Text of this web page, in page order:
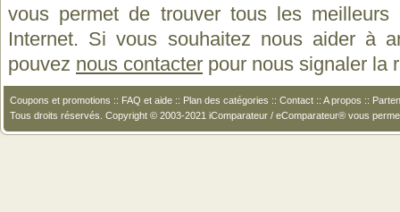
vous permet de trouver tous les
Internet. Si vous souhaitez nous aider à
pouvez nous contacter pour nous signaler la
Coupons et promotions :: FAQ et aide :: Plan des catégories :: Contact :: A propos ::
Tous droits réservés. Copyright © 2003-2021 iComparateur / eComparateur® vous